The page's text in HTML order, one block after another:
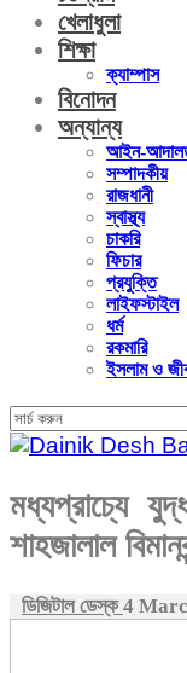
খেলাধুলা
শিক্ষা
ক্যাম্পাস
বিনোদন
অন্যান্য
আইন-
সম্পাদকীয়
রাজধানী
স্বাস্থ্য
চাকরি
ফিচার
প্রযুক্তি
লাইফস্টাইল
ধর্ম
রকমারি
ইসলাম ও
মধ্যপ্রাচ্যে
শাহজালাল
ডিজিটাল ডেস্ক4